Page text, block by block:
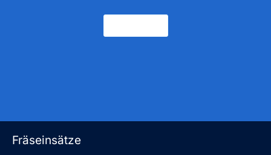
Fräseinsätze